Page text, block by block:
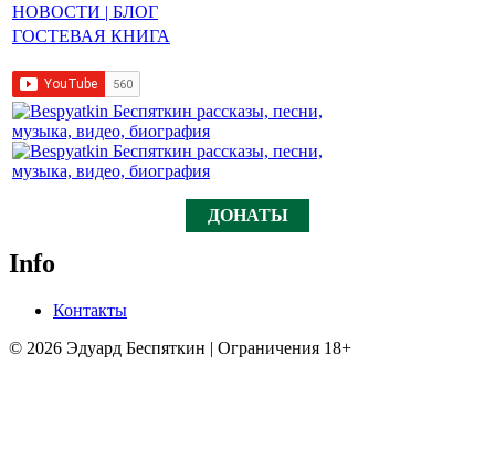
НОВОСТИ | БЛОГ
ГОСТЕВАЯ КНИГА
ДОНАТЫ
Info
Контакты
© 2026 Эдуард Беспяткин | Ограничения 18+